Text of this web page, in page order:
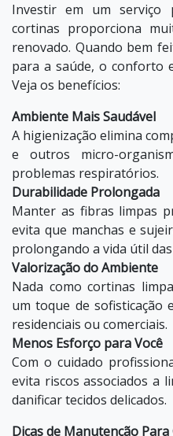
Investir em um serviço
cortinas proporciona
renovado. Quando bem
para a saúde, o conforto
Veja os benefícios:
Ambiente Mais Saudável
A higienização elimina
e outros micro-
problemas respiratórios.
Durabilidade Prolongada
Manter as fibras limpas
evita que manchas e
prolongando a vida útil
Valorização do Ambiente
Nada como cortinas
um toque de sofisticação
residenciais ou comerciais.
Menos Esforço para Você
Com o cuidado
evita riscos associados a
danificar tecidos delicados.
Dicas de Manutenção